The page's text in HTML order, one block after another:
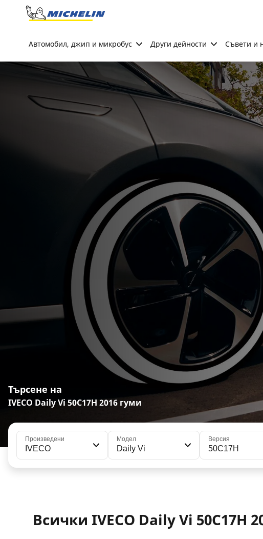
Go to page content
Автомобил, джип и микробус Други дейности Съвети и
Търсене на
IVECO Daily Vi 50C17H 2016 гуми
Произведени
IVECO
Модел
Daily Vi
Версия
50C17H
Всички IVECO Daily Vi 50C17H